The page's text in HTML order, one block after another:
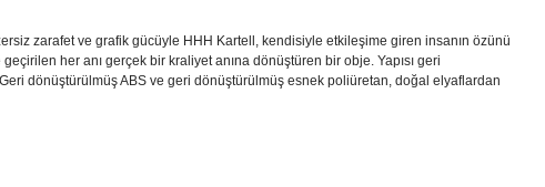
zarafet ve grafik gücüyle HHH Kartell, kendisiyle etkileşime giren insanın özünü
her anı gerçek bir kraliyet anına dönüştüren bir obje. Yapısı geri
dönüştürülmüş ABS ve geri dönüştürülmüş esnek poliüretan, doğal elyaflardan